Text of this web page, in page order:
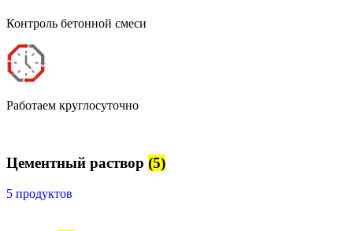
Контроль бетонной смеси
Работаем круглосуточно
Цементный раствор (5)
5 продуктов